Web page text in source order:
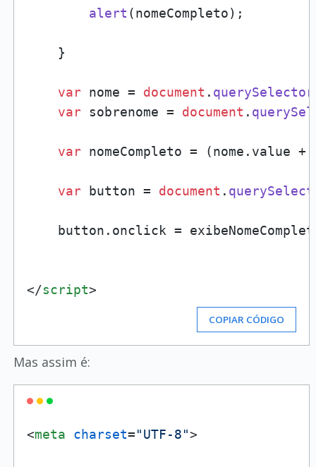
alert (nomeCompleto);
    }
var nome = document . querySelector
var sobrenome = document .
var nomeCompleto = (nome. value +
var button = document .
    button.
onclick =
</script>
COPIAR CÓDIGO
Mas assim é:
<meta charset="UTF-8">